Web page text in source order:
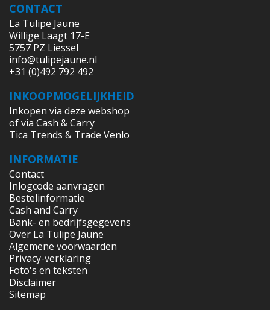
CONTACT
La Tulipe Jaune
Willige Laagt 17-E
5757 PZ Liessel
info@tulipejaune.nl
+31 (0)492 792 492
INKOOPMOGELIJKHEID
Inkopen via deze webshop
of via Cash & Carry
Tica Trends & Trade Venlo
INFORMATIE
Contact
Inlogcode aanvragen
Bestelinformatie
Cash and Carry
Bank- en bedrijfsgegevens
Over La Tulipe Jaune
Algemene voorwaarden
Privacy-verklaring
Foto's en teksten
Disclaimer
Sitemap